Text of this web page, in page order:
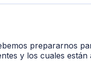
prepararnos
y los cuales